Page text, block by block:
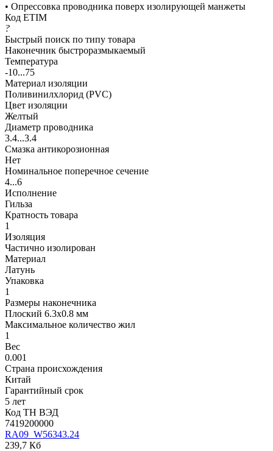
• Опрессовка проводника поверх изолирующей манжеты
Код ETIM
?
Быстрый поиск по типу товара
Наконечник быстроразмыкаемый
Температура
-10...75
Материал изоляции
Поливинилхлорид (PVC)
Цвет изоляции
Желтый
Диаметр проводника
3.4...3.4
Смазка антикорозионная
Нет
Номинальное поперечное сечение
4...6
Исполнение
Гильза
Кратность товара
1
Изоляция
Частично изолирован
Материал
Латунь
Упаковка
1
Размеры наконечника
Плоский 6.3х0.8 мм
Максимальное количество жил
1
Вес
0.001
Страна происхождения
Китай
Гарантийный срок
5 лет
Код ТН ВЭД
7419200000
RA09_W56343.24
239,7 Кб